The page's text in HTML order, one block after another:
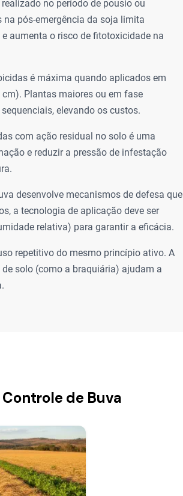
no período de pousio ou
pós-emergência da soja limita
aumenta o risco de fitotoxicidade na
é máxima quando aplicados em
Plantas maiores ou em fase
elevando os custos.
com ação residual no solo é uma
e reduzir a pressão de infestação
desenvolve mecanismos de defesa que
a tecnologia de aplicação deve ser
relativa) para garantir a eficácia.
repetitivo do mesmo princípio ativo. A
solo (como a braquiária) ajudam a
de Buva